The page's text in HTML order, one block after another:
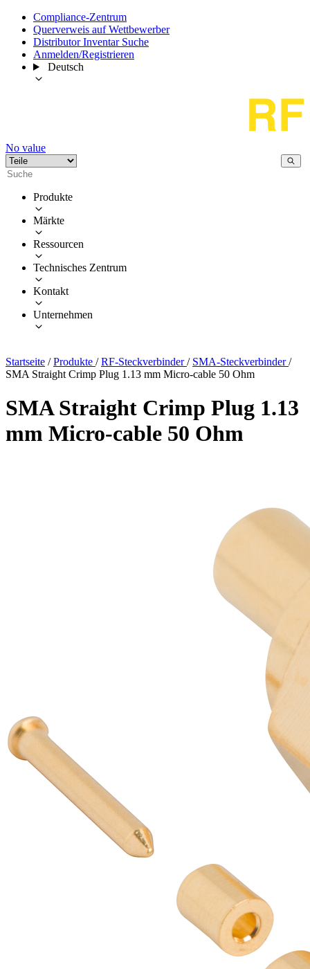
Compliance-Zentrum
Querverweis auf Wettbewerber
Distributor Inventar Suche
Anmelden/Registrieren
Deutsch
No value
Produkte
Märkte
Ressourcen
Technisches Zentrum
Kontakt
Unternehmen
Startseite / Produkte / RF-Steckverbinder/ SMA-Steckverbinder/
SMA Straight Crimp Plug 1.13 mm Micro-cable 50 Ohm
SMA Straight Crimp Plug 1.13
mm Micro-cable 50 Ohm